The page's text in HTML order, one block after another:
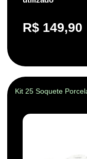
R$ 149,90
Kit 25 Soquete